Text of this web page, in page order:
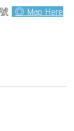
◎ Map Here